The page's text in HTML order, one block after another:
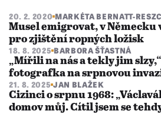
20. 2. 2020 MARKÉTA BERNATT-
Musel emigrovat, v
pro zjištění ropných ložisk
18. 8. 2025 BARBORA ŠŤASTNÁ
„Mířili na nás a tekly jim
fotografka na srpnovou
21. 8. 2025 JAN BLAŽEK
Cizinci o srpnu 1968:
domov můj. Cítil jsem se